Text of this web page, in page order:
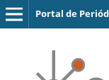
Portal de